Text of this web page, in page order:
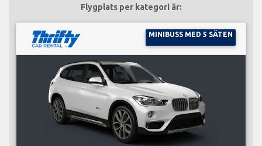
Flygplats per kategori är:
MINIBUSS MED 5 SÄTEN